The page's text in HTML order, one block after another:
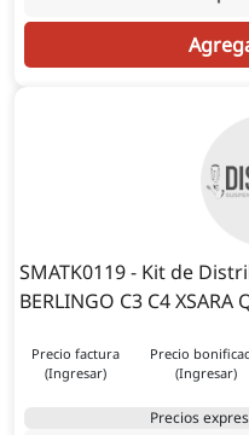
SMATK0119 - Kit de
BERLINGO C3 C4 XSARA
Precio factura
(Ingresar)
Precio
(Ingresar)
Precios